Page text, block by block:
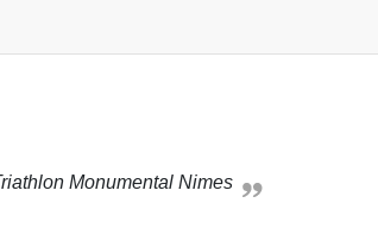
Triathlon Monumental Nimes